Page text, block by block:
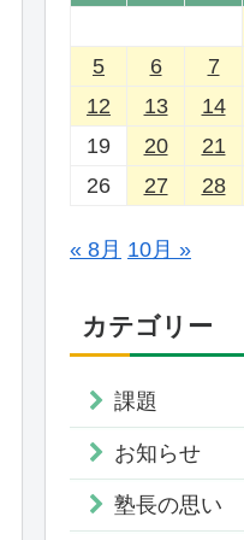
5
6 7
12
13 14
19
20 21
26
27 28
« 8月 10月 »
カテゴリー
課題
お知らせ
塾長の思い